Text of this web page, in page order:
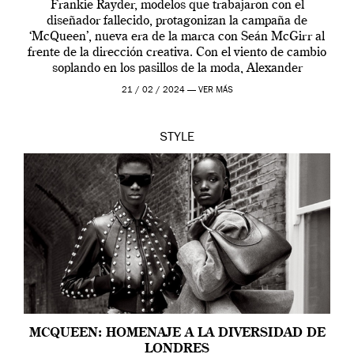
Frankie Rayder, modelos que trabajaron con el
diseñador fallecido, protagonizan la campaña de
‘McQueen’, nueva era de la marca con Seán McGirr al
frente de la dirección creativa. Con el viento de cambio
soplando en los pasillos de la moda, Alexander
McQueen se prepara para una […]
21 / 02 / 2024 — VER MÁS
STYLE
MCQUEEN: HOMENAJE A LA DIVERSIDAD DE
LONDRES